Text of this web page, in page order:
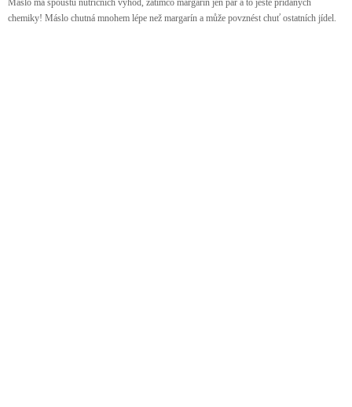
chemiky! Máslo chutná mnohem lépe než margarín a může povznést chuť ostatních jídel.